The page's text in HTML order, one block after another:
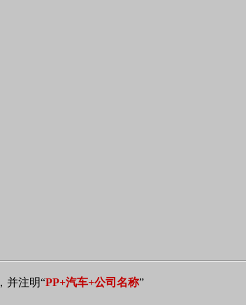
，并注明“PP+汽车+公司名称”